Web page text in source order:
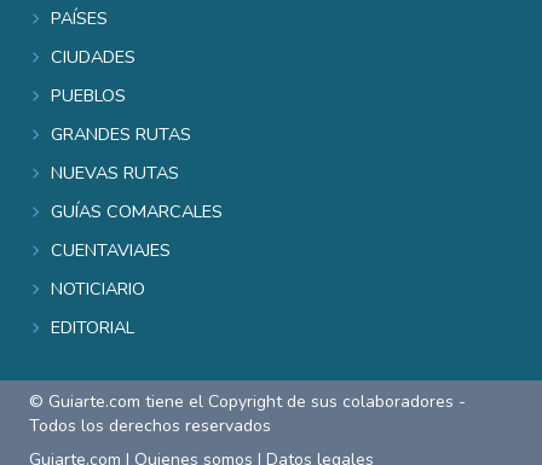
Países
Ciudades
Pueblos
Grandes rutas
Nuevas rutas
Guías comarcales
Cuentaviajes
Noticiario
Editorial
© Guiarte.com tiene el Copyright de sus colaboradores -
Todos los derechos reservados
Guiarte.com | Quienes somos | Datos legales